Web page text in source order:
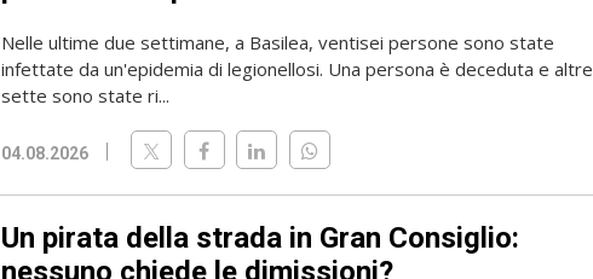
Nelle ultime due settimane, a Basilea, ventisei persone sono state
infettate da un'epidemia di legionellosi. Una persona è deceduta e altre
sette sono state ri...
04.08.2026
Un pirata della strada in Gran Consiglio:
nessuno chiede le dimissioni?